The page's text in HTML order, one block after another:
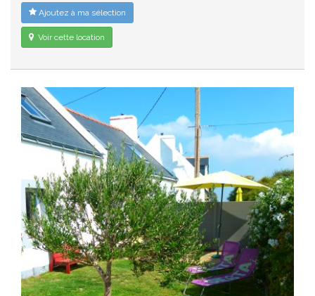
Ajoutez à ma sélection
Voir cette location